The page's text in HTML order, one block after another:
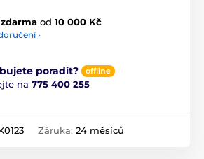
od 10 000 Kč
›
poradit? offline
na 775 400 255
Záruka: 24 měsíců